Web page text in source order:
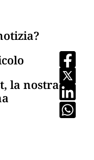
la nostra